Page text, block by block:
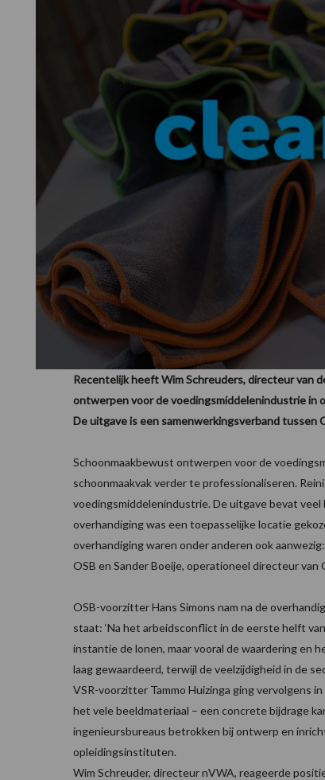
Recentelijk heeft Wim Schreuders, directeur van
ontwerpen voor de voedingsmiddelenindustrie in
De uitgave is een samenwerkingsverband tussen
Schoonmaakbewust ontwerpen voor de
schoonmaakvak verder te professionaliseren.
voedingsmiddelenindustrie. De uitgave bevat
overhandiging was een toepasselijke locatie
overhandiging waren onder anderen ook
OSB en Sander Boeije, operationeel directeur van
OSB-voorzitter Hans Simons nam na de
staat: ‘Na het arbeidsconflict in de eerste helft
instantie de lonen, maar vooral de waardering en
laag gewaardeerd, terwijl de veelzijdigheid in de
VSR-voorzitter Tammo Huizinga ging vervolgens
het vele beeldmateriaal – een concrete bijdrage
ingenieursbureaus betrokken bij ontwerp en
opleidingsinstituten.
Wim Schreuder, directeur nVWA, reageerde